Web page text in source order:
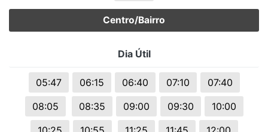
Centro/Bairro
Dia Útil
05:47 06:15 06:40 07:10
07:40
08:05
08:35 09:00 09:30
10:00